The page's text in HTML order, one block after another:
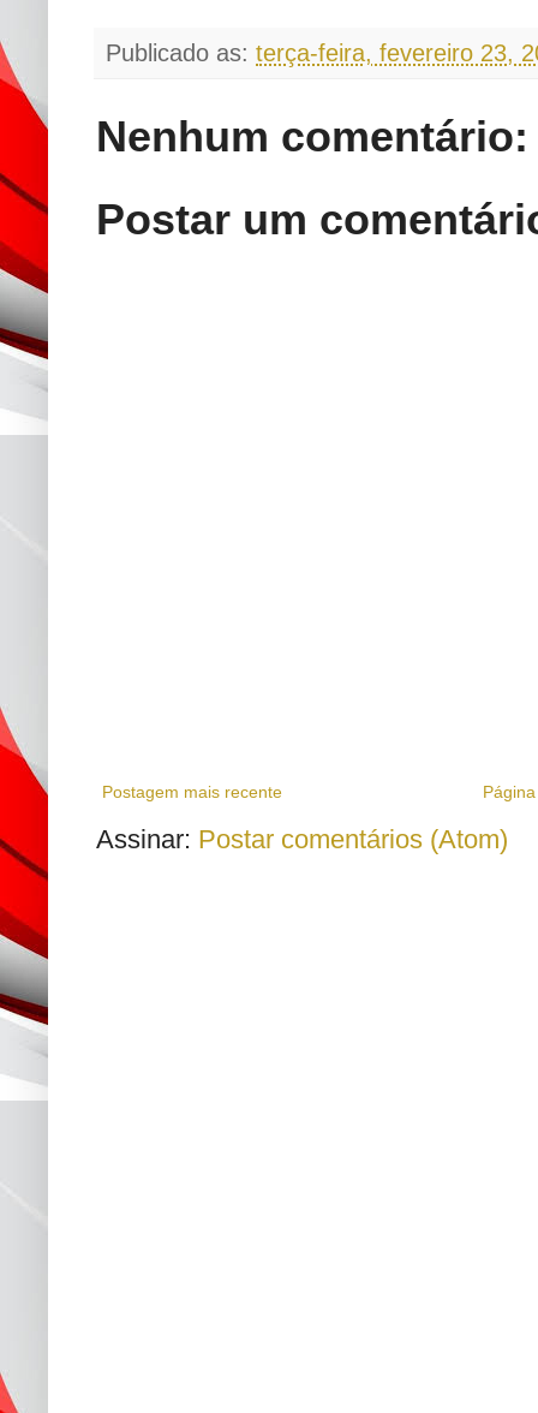
Publicado as: terça-feira, fevereiro 23,
Nenhum comentário:
Postar um
Postagem mais recente
Assinar: Postar comentários (Atom)